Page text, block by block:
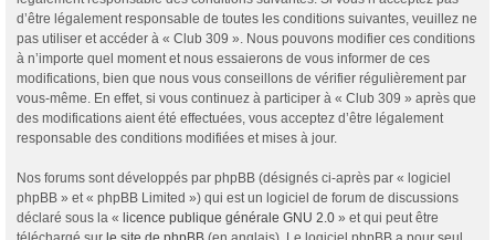
d’être légalement responsable de toutes les conditions suivantes, veuillez ne
pas utiliser et accéder à « Club 309 ». Nous pouvons modifier ces conditions
à n’importe quel moment et nous essaierons de vous informer de ces
modifications, bien que nous vous conseillons de vérifier régulièrement par
vous-même. En effet, si vous continuez à participer à « Club 309 » après que
des modifications aient été effectuées, vous acceptez d’être légalement
responsable des conditions modifiées et mises à jour.
Nos forums sont développés par phpBB (désignés ci-après par « logiciel
phpBB » et « phpBB Limited ») qui est un logiciel de forum de discussions
déclaré sous la « licence publique générale GNU 2.0 » et qui peut être